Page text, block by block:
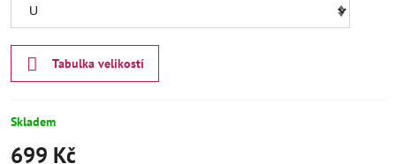
Tabulka velikostí
Skladem
699 Kč